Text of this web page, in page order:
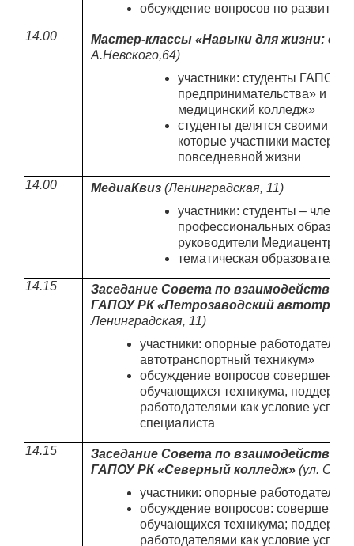
обсуждение вопросов по развитию
14.00
Мастер-классы «Навыки для жизни:
А.Невского,64)
участники: студенты ГАПОУ
предпринимательства» и
медицинский колледж»
студенты делятся своими
которые участники мастер-
повседневной жизни
14.00 МедиаКвиз (Ленинградская, 11)
участники: студенты –
профессиональных
руководители Медиацентров
тематическая
14.15
Заседание Совета по
ГАПОУ РК «Петрозаводский
Ленинградская, 11)
участники: опорные работодатели
автотранспортный техникум»
обсуждение вопросов
обучающихся техникума,
работодателями как условие
специалиста
14.15
Заседание Совета по
ГАПОУ РК «Северный колледж» (ул.
участники: опорные
обсуждение вопросов:
обучающихся техникума;
работодателями как условие